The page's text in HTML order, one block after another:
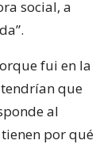
social, a
fui en la
que
al
por qué